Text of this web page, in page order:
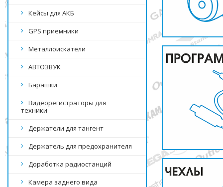
Кейсы для АКБ
GPS приемники
Металлоискатели
АВТОЗВУК
Барашки
Видеорегистраторы для
техники
Держатели для тангент
Держатель для предохранителя
Доработка радиостанций
Камера заднего вида